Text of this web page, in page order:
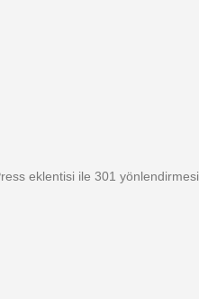
eklentisi ile 301 yönlendirmesi